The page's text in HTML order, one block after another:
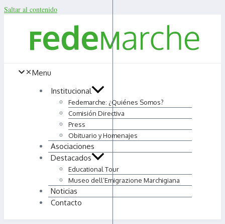
Saltar al contenido
Menu
Institucional
Fedemarche: ¿Quiénes Somos?
Comisión Directiva
Press
Obituario y Homenajes
Asociaciones
Destacados
Educational Tour
Museo dell’Emigrazione Marchigiana
Noticias
Contacto